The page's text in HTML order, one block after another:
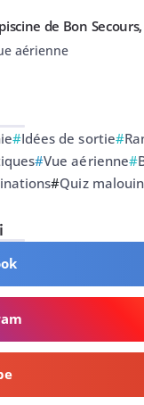
de Bon
aérienne
Idées de sortie
Vue aérienne
Quiz